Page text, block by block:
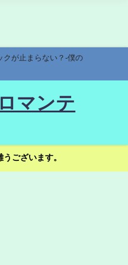
クが止まらない？-僕の
マンテ
ございます。